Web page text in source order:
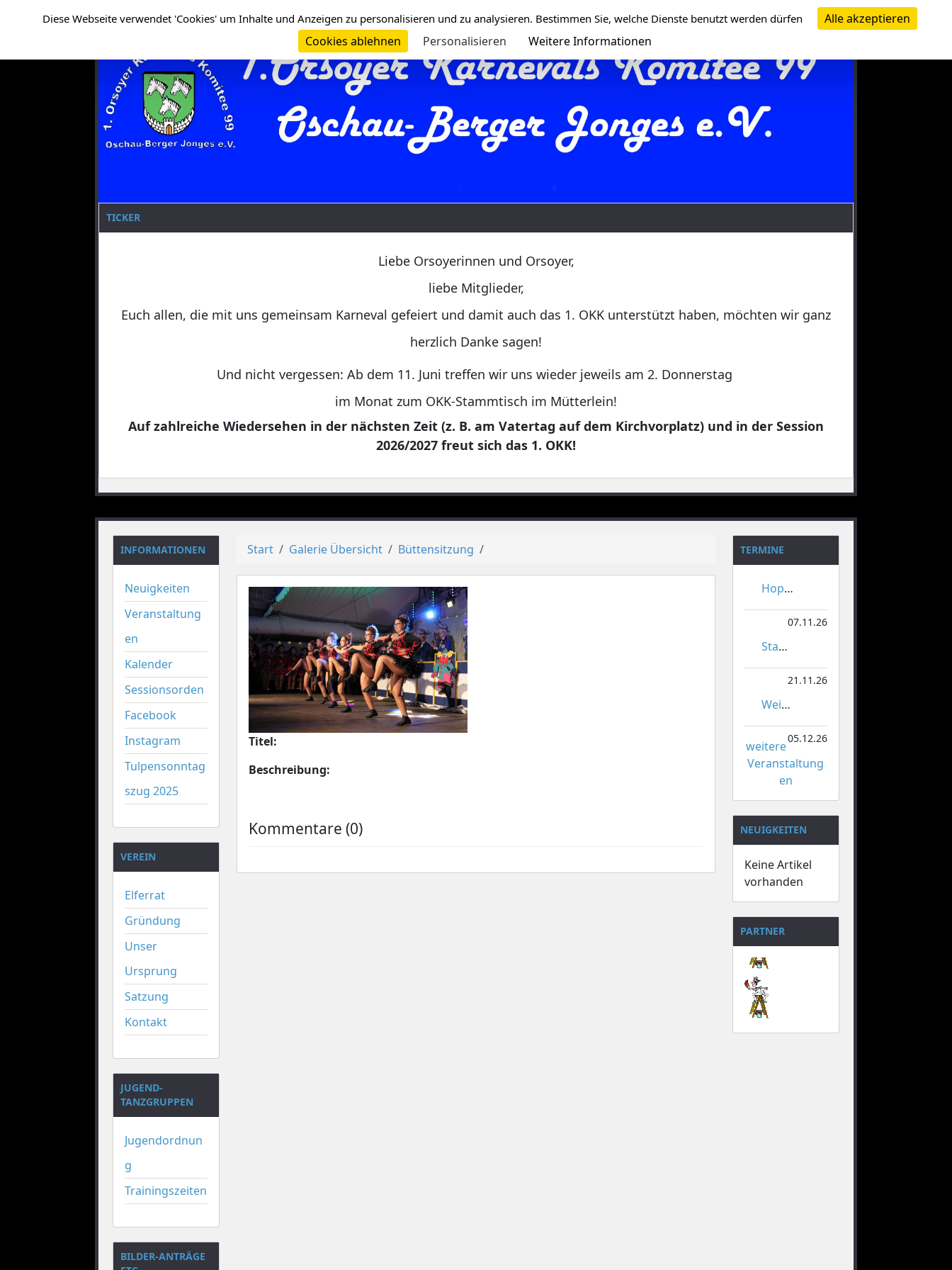
TICKER
Liebe Orsoyerinnen und Orsoyer,
liebe Mitglieder,
Euch allen, die mit uns gemeinsam Karneval gefeiert und damit auch das 1. OKK unterstützt haben, möchten wir ganz
herzlich Danke sagen!
Und nicht vergessen: Ab dem 11. Juni treffen wir uns wieder jeweils am 2. Donnerstag
im Monat zum OKK-Stammtisch im Mütterlein!
Auf zahlreiche Wiedersehen in der nächsten Zeit (z. B. am Vatertag auf dem Kirchvorplatz) und in der Session
2026/2027 freut sich das 1. OKK!
INFORMATIONEN
Neuigkeiten
Veranstaltung
en
Kalender
Sessionsorden
Facebook
Instagram
Tulpensonntag
szug 2025
VEREIN
Elferrat
Gründung
Unser
Ursprung
Satzung
Kontakt
JUGEND-
TANZGRUPPEN
Jugendordnun
g
Trainingszeiten
BILDER-ANTRÄGE
Start Galerie Übersicht Büttensitzung
Titel:
Beschreibung:
Kommentare (0)
TERMINE
Hoppeditzerwachen
07.11.26
Stadtmeisterschaften im Gardetanz
21.11.26
Weihnachtsmarkt Orsoy
05.12.26
weitere
Veranstaltung
en
NEUIGKEITEN
Keine Artikel
vorhanden
PARTNER
Diese Webseite verwendet 'Cookies' um Inhalte und Anzeigen zu personalisieren und zu analysieren. Bestimmen Sie, welche Dienste benutzt werden dürfen
Alle akzeptieren
Cookies ablehnen
Personalisieren Weitere Informationen